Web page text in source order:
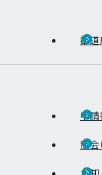
都
申請
協会